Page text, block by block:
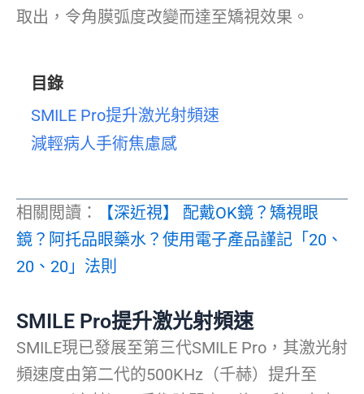
取出，令角膜弧度改變而達至矯視效果。
目錄
SMILE Pro提升激光射頻速
減輕病人手術焦慮感
相關閲讀：
【深近視】 配戴OK鏡？矯視眼
鏡？阿托品眼藥水？使用電子產品謹記「20、
20、20」法則
SMILE Pro提升激光射頻速
SMILE現已發展至第三代SMILE Pro，其激光射
頻速度由第二代的500KHz（千赫）提升至